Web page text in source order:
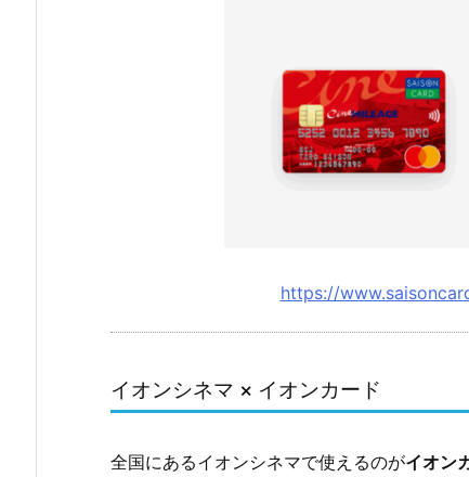
1
無
料
見
https://
イオンシネマ × イオンカード
全国にあるイオンシネマで使えるのがイオン